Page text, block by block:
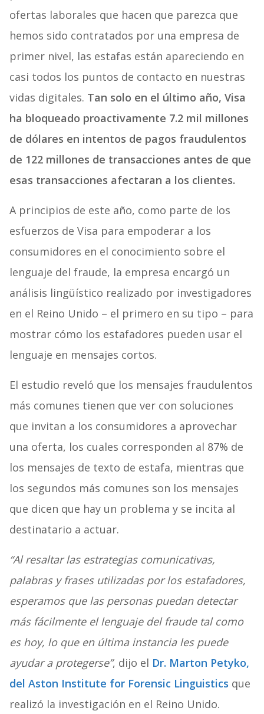
ofertas laborales que hacen que parezca que
hemos sido contratados por una empresa de
primer nivel, las estafas están apareciendo en
casi todos los puntos de contacto en nuestras
vidas digitales. Tan solo en el último año, Visa
ha bloqueado proactivamente 7.2 mil millones
de dólares en intentos de pagos fraudulentos
de 122 millones de transacciones antes de que
esas transacciones afectaran a los clientes.
A principios de este año, como parte de los
esfuerzos de Visa para empoderar a los
consumidores en el conocimiento sobre el
lenguaje del fraude, la empresa encargó un
análisis lingüístico realizado por investigadores
en el Reino Unido – el primero en su tipo – para
mostrar cómo los estafadores pueden usar el
lenguaje en mensajes cortos.
El estudio reveló que los mensajes fraudulentos
más comunes tienen que ver con soluciones
que invitan a los consumidores a aprovechar
una oferta, los cuales corresponden al 87% de
los mensajes de texto de estafa, mientras que
los segundos más comunes son los mensajes
que dicen que hay un problema y se incita al
destinatario a actuar.
“Al resaltar las estrategias comunicativas,
palabras y frases utilizadas por los estafadores,
esperamos que las personas puedan detectar
más fácilmente el lenguaje del fraude tal como
es hoy, lo que en última instancia les puede
ayudar a protegerse”, dijo el Dr. Marton Petyko,
del Aston Institute for Forensic Linguistics que
realizó la investigación en el Reino Unido.